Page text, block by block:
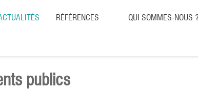
RÉFÉRENCES QUI SOMMES-NOUS
publics